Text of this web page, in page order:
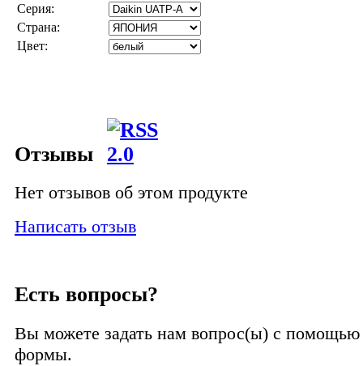
Серия:
Страна:
Цвет:
Отзывы
Нет отзывов об этом продукте
Написать отзыв
Есть вопросы?
Вы можете задать нам вопрос(ы) с
формы.